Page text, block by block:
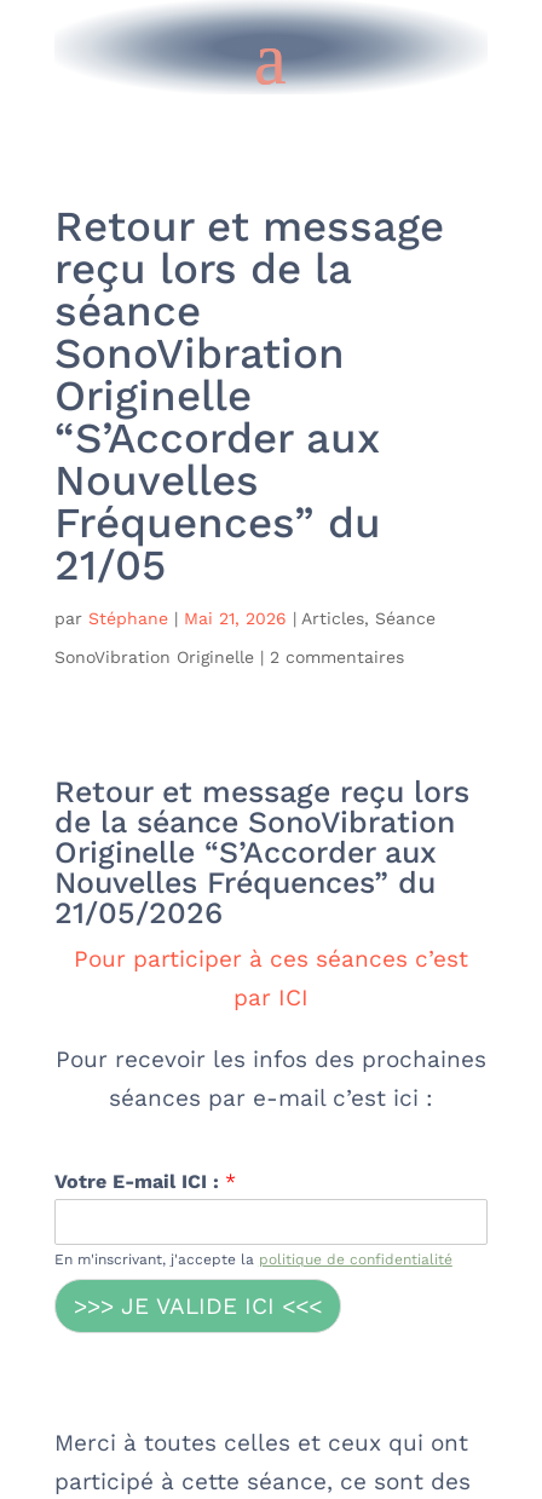
Retour et message
reçu lors de la
séance
SonoVibration
Originelle
“S’Accorder aux
Nouvelles
Fréquences” du
21/05
par Stéphane| Mai 21, 2026 | Articles, Séance
SonoVibration Originelle| 2 commentaires
Retour et message reçu lors
de la séance SonoVibration
Originelle “S’Accorder aux
Nouvelles Fréquences” du
21/05/2026
Pour participer à ces séances c’est
par ICI
Pour recevoir les infos des prochaines
séances par e-mail c’est ici :
Votre E-mail ICI : *
En m'inscrivant, j'accepte la politique de confidentialité
>>> JE VALIDE ICI <<<
Merci à toutes celles et ceux qui ont
participé à cette séance, ce sont des